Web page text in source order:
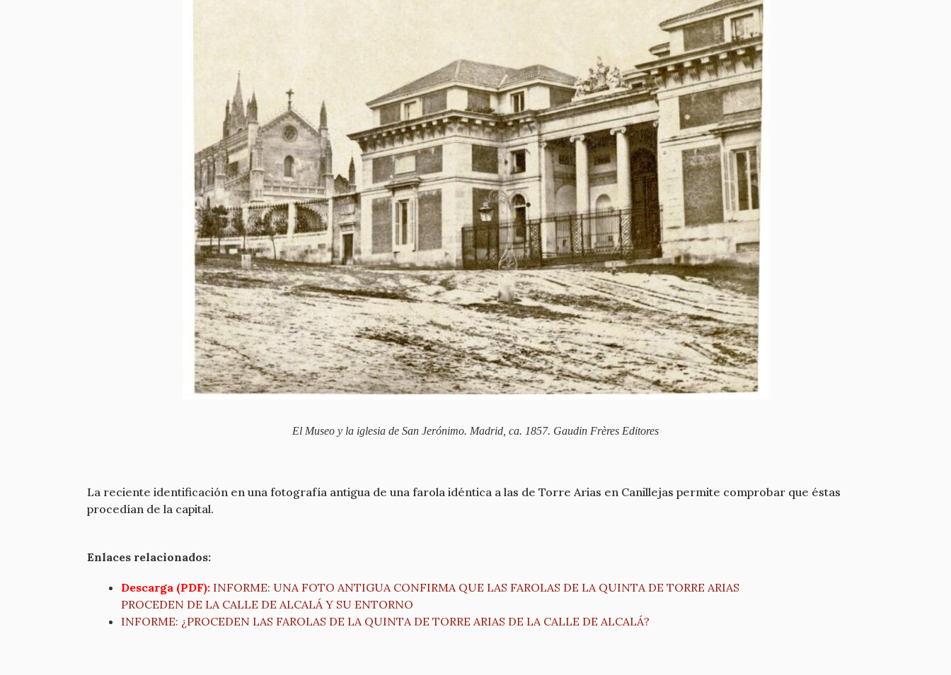
El Museo y la iglesia de San Jerónimo. Madrid, ca. 1857. Gaudin Frères Editores
La reciente identificación en una fotografía antigua de una farola idéntica a las de Torre Arias en Canillejas permite comprobar que éstas
procedían de la capital.
Enlaces relacionados:
Descarga (PDF): INFORME: UNA FOTO ANTIGUA CONFIRMA QUE LAS FAROLAS DE LA QUINTA DE TORRE ARIAS
PROCEDEN DE LA CALLE DE ALCALÁ Y SU ENTORNO
INFORME: ¿PROCEDEN LAS FAROLAS DE LA QUINTA DE TORRE ARIAS DE LA CALLE DE ALCALÁ?